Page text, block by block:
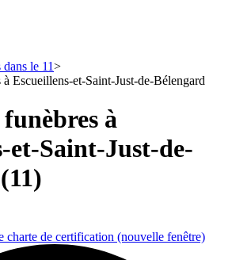
le 11
à Escueillens-et-Saint-Just-de-Bélengard
à
et-Saint-Just-de-
charte de certification (nouvelle fenêtre)